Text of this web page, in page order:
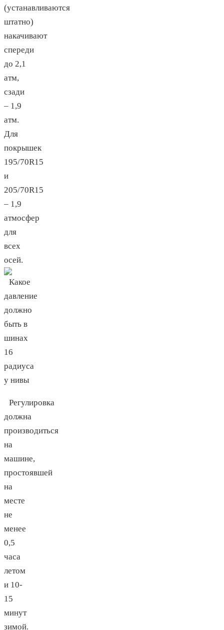
(устанавливаются
штатно)
накачивают
спереди
до 2,1
атм,
сзади
– 1,9
атм.
Для
покрышек
195/70R15
и
205/70R15
– 1,9
атмосфер
для
всех
осей.
Регулировка
должна
производиться
на
машине,
простоявшей
на
месте
не
менее
0,5
часа
летом
и 10-
15
минут
зимой.